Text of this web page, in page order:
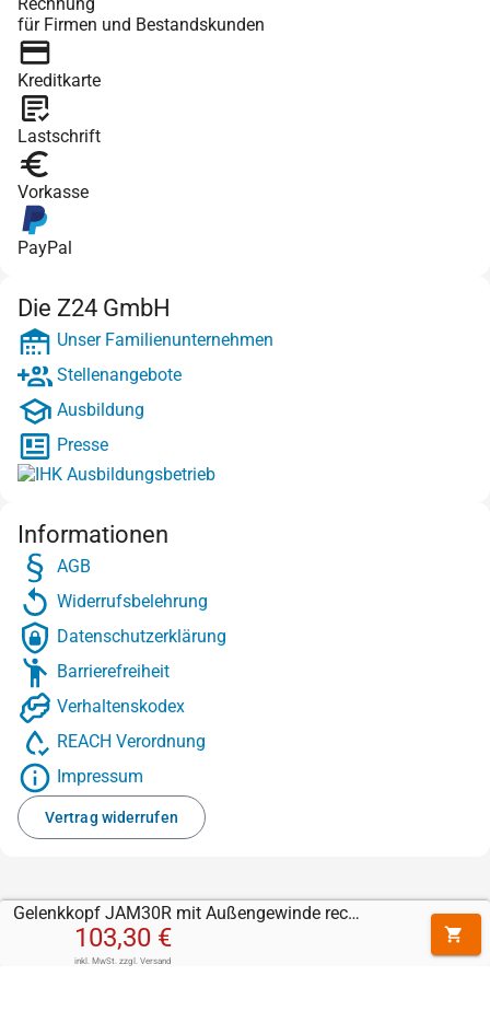
Gelenkkopf JAM30R mit Außengewinde rechts (M30 x 2)
103,30 €
inkl. MwSt. zzgl. Versand
für Firmen und Bestandskunden
Kreditkarte
Lastschrift
Vorkasse
PayPal
Die Z24 GmbH
Unser Familienunternehmen
Stellenangebote
Ausbildung
Presse
Informationen
AGB
Widerrufsbelehrung
Datenschutzerklärung
Barrierefreiheit
Verhaltenskodex
REACH Verordnung
Impressum
Vertrag widerrufen